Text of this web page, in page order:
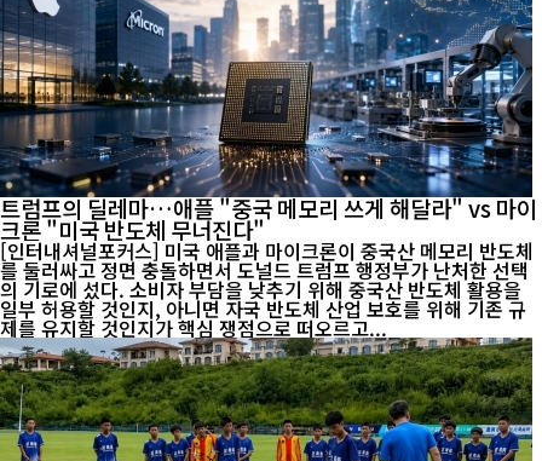
트럼프의 딜레마…애플 "중국 메모리 쓰게 해달라" vs 마이
크론 "미국 반도체 무너진다"
[인터내셔널포커스] 미국 애플과 마이크론이 중국산 메모리 반도체
를 둘러싸고 정면 충돌하면서 도널드 트럼프 행정부가 난처한 선택
의 기로에 섰다. 소비자 부담을 낮추기 위해 중국산 반도체 활용을
일부 허용할 것인지, 아니면 자국 반도체 산업 보호를 위해 기존 규
제를 유지할 것인지가 핵심 쟁점으로 떠오르고...